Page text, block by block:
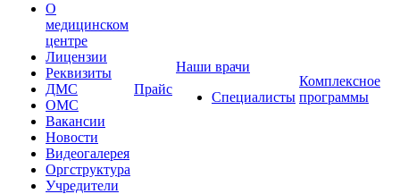
О
медицинском
центре
Лицензии
Реквизиты
ДМС
ОМС
Вакансии
Новости
Видеогалерея
Оргструктура
Учредители
Прайс
Наши врачи
Специалисты
Комплексное
программы